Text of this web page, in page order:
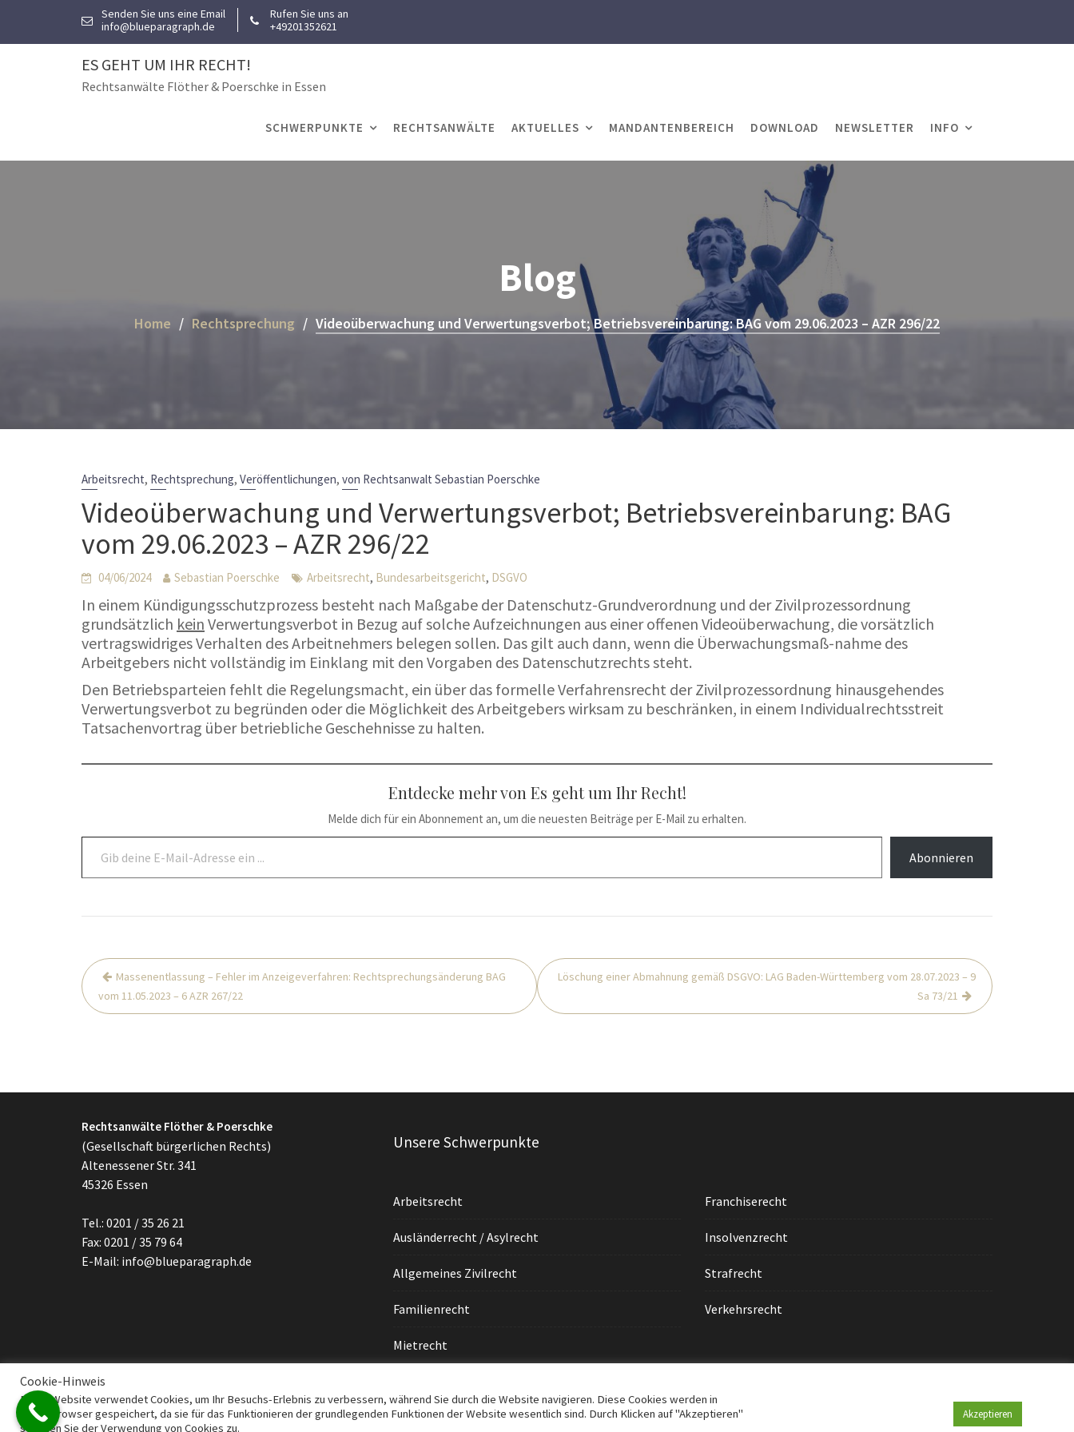
content
Senden Sie uns eine Email
info@blueparagraph.de
Rufen Sie uns an
+49201352621
ES GEHT UM IHR RECHT!
Rechtsanwälte Flöther & Poerschke in Essen
SCHWERPUNKTE RECHTSANWÄLTE AKTUELLES MANDANTENBEREICH DOWNLOAD NEWSLETTER INFO
Blog
Home Rechtsprechung Videoüberwachung und Verwertungsverbot; Betriebsvereinbarung: BAG vom 29.06.2023 – AZR 296/22
Arbeitsrecht, Rechtsprechung, Veröffentlichungen, von Rechtsanwalt Sebastian Poerschke
Videoüberwachung und Verwertungsverbot; Betriebsvereinbarung: BAG
vom 29.06.2023 – AZR 296/22
04/06/2024 Sebastian Poerschke Arbeitsrecht, Bundesarbeitsgericht, DSGVO
In einem Kündigungsschutzprozess besteht nach Maßgabe der Datenschutz-Grundverordnung und der Zivilprozessordnung
grundsätzlich kein Verwertungsverbot in Bezug auf solche Aufzeichnungen aus einer offenen Videoüberwachung, die vorsätzlich
vertragswidriges Verhalten des Arbeitnehmers belegen sollen. Das gilt auch dann, wenn die Überwachungsmaß-nahme des
Arbeitgebers nicht vollständig im Einklang mit den Vorgaben des Datenschutzrechts steht.
Den Betriebsparteien fehlt die Regelungsmacht, ein über das formelle Verfahrensrecht der Zivilprozessordnung hinausgehendes
Verwertungsverbot zu begründen oder die Möglichkeit des Arbeitgebers wirksam zu beschränken, in einem Individualrechtsstreit
Tatsachenvortrag über betriebliche Geschehnisse zu halten.
Entdecke mehr von Es geht um Ihr Recht!
Melde dich für ein Abonnement an, um die neuesten Beiträge per E-Mail zu erhalten.
Gib deine E-Mail-Adresse ein ...
Abonnieren
Beitragsnavigation
Massenentlassung – Fehler im Anzeigeverfahren: Rechtsprechungsänderung BAG
vom 11.05.2023 – 6 AZR 267/22
Löschung einer Abmahnung gemäß DSGVO: LAG Baden-Württemberg vom 28.07.2023 – 9
Sa 73/21
Rechtsanwälte Flöther & Poerschke
(Gesellschaft bürgerlichen Rechts)
Altenessener Str. 341
45326 Essen
Tel.: 0201 / 35 26 21
Fax: 0201 / 35 79 64
E-Mail: info@blueparagraph.de
Unsere Schwerpunkte
Arbeitsrecht
Ausländerrecht / Asylrecht
Allgemeines Zivilrecht
Familienrecht
Mietrecht
Franchiserecht
Insolvenzrecht
Strafrecht
Verkehrsrecht
© All Right ReservedLawyer Zone by Acme Themes Datenschutz
Cookie-Hinweis
Diese Website verwendet Cookies, um Ihr Besuchs-Erlebnis zu verbessern, während Sie durch die Website navigieren. Diese Cookies werden in
Ihrem Browser gespeichert, da sie für das Funktionieren der grundlegenden Funktionen der Website wesentlich sind. Durch Klicken auf "Akzeptieren"
stimmen Sie der Verwendung von Cookies zu.
Akzeptieren